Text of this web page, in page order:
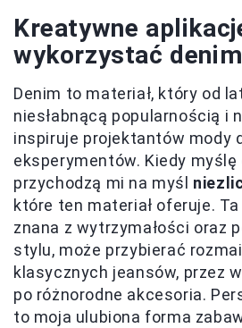
Kreatywne
wykorzystać
Denim to materiał, który od
niesłabnącą popularnością i
inspiruje projektantów mody
eksperymentów. Kiedy myślę
przychodzą mi na myśl
które ten materiał oferuje.
znana z wytrzymałości oraz
stylu, może przybierać
klasycznych jeansów, przez
po różnorodne akcesoria.
to moja ulubiona forma